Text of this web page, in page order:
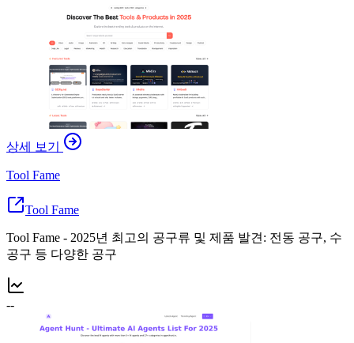
상세 보기
Tool Fame
Tool Fame
Tool Fame - 2025년 최고의 공구류 및 제품 발견: 전동 공구, 수
공구 등 다양한 공구
--